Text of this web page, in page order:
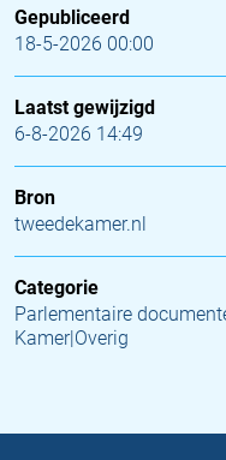
Gepubliceerd
18-5-2026 00:00
Laatst gewijzigd
6-8-2026 14:49
Bron
tweedekamer.nl
Categorie
Parlementaire
Kamer|Overig